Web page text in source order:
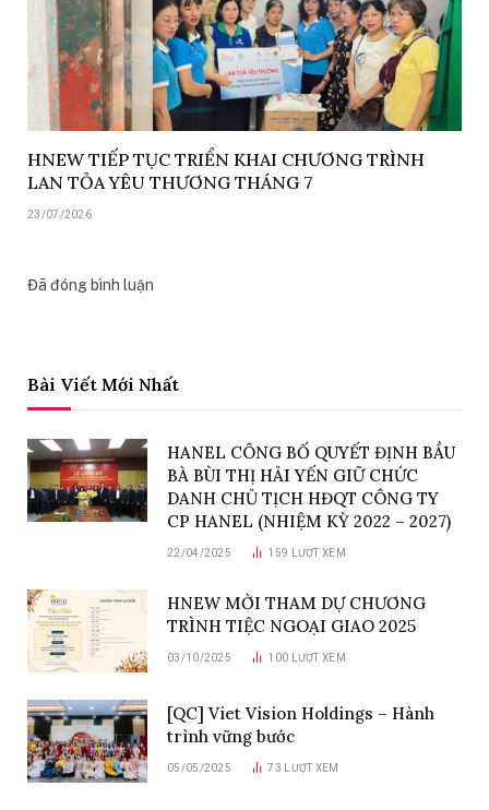
HNEW TIẾP TỤC TRIỂN KHAI CHƯƠNG TRÌNH
LAN TỎA YÊU THƯƠNG THÁNG 7
23/07/2026
Đã đóng bình luận
Bài Viết Mới Nhất
HANEL CÔNG BỐ QUYẾT ĐỊNH BẦU
BÀ BÙI THỊ HẢI YẾN GIỮ CHỨC
DANH CHỦ TỊCH HĐQT CÔNG TY
CP HANEL (NHIỆM KỲ 2022 – 2027)
22/04/2025 159 LƯỢT XEM
HNEW MỜI THAM DỰ CHƯƠNG
TRÌNH TIỆC NGOẠI GIAO 2025
03/10/2025 100 LƯỢT XEM
[QC] Viet Vision Holdings – Hành
trình vững bước
05/05/2025 73 LƯỢT XEM